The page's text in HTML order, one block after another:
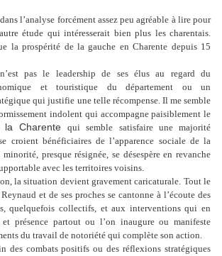
l’analyse forcément assez peu agréable à lire pour
étude qui intéresserait bien plus les charentais.
la prospérité de la gauche en Charente depuis 15
pas le leadership de ses élus au regard du
et touristique du département ou un
qui justifie une telle récompense. Il me semble
indolent qui accompagne paisiblement le
la Charentequi semble satisfaire une majorité
croient bénéficiaires de l’apparence sociale de la
presque résignée, se désespère en revanche
avec les territoires voisins.
la situation devient gravement caricaturale. Tout le
et de ses proches se cantonne à l’écoute des
quelquefois collectifs, et aux interventions qui en
présence partout ou l’on inaugure ou manifeste
du travail de notoriété qui complète son action.
des combats positifs ou des réflexions stratégiques